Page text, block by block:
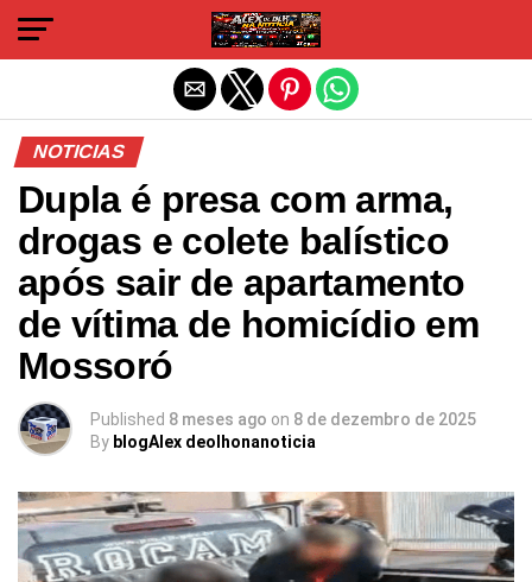
NOTICIAS
Dupla é presa com arma,
drogas e colete balístico
após sair de apartamento
de vítima de homicídio em
Mossoró
Published 8 meses ago on 8 de dezembro de 2025
By blogAlex deolhonanoticia
Sair da versão mobile